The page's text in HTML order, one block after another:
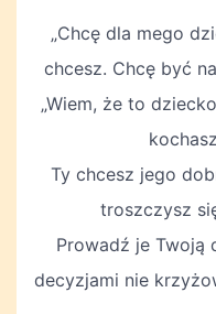
„Chcę dla mego
chcesz. Chcę być
„Wiem, że to
Ty chcesz jego
troszczysz
Prowadź je Twoją
decyzjami nie